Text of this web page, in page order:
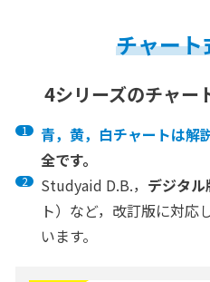
チャー
4シリーズのチャー
青，黄，白チャートは解
全です。
Studyaid D.B.， デジタ
ト）など，改訂版に対応
います。